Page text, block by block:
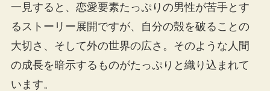
一見すると、恋愛要素たっぷりの男性が苦手とす
るストーリー展開ですが、自分の殻を破ることの
大切さ、そして外の世界の広さ。そのような人間
の成長を暗示するものがたっぷりと織り込まれて
います。